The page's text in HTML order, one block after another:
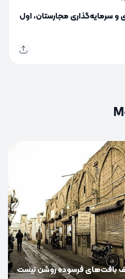
مجارستان، اول
بافت‌های فرسوده روشن نیست